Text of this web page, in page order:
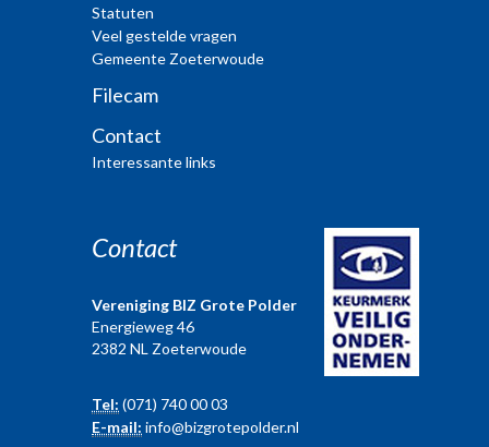
Statuten
Veel gestelde vragen
Gemeente Zoeterwoude
Filecam
Contact
Interessante links
Contact
Vereniging BIZ Grote Polder
Energieweg 46
2382 NL Zoeterwoude
Tel: (071) 740 00 03
E-mail: info@bizgrotepolder.nl